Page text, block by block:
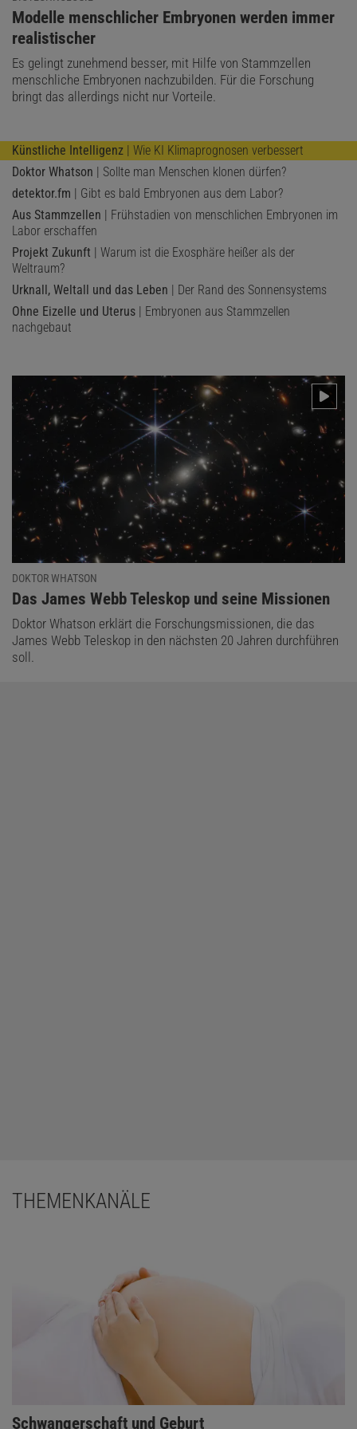
:
Modelle menschlicher Embryonen werden immer
realistischer
Es gelingt zunehmend besser, mit Hilfe von Stammzellen
menschliche Embryonen nachzubilden. Für die Forschung
bringt das allerdings nicht nur Vorteile.
Künstliche Intelligenz | Wie KI Klimaprognosen verbessert
Doktor Whatson | Sollte man Menschen klonen dürfen?
detektor.fm | Gibt es bald Embryonen aus dem Labor?
Aus Stammzellen | Frühstadien von menschlichen Embryonen im
Labor erschaffen
Projekt Zukunft | Warum ist die Exosphäre heißer als der
Weltraum?
Urknall, Weltall und das Leben | Der Rand des Sonnensystems
Ohne Eizelle und Uterus | Embryonen aus Stammzellen
nachgebaut
DOKTOR WHATSON
:
Das James Webb Teleskop und seine Missionen
Doktor Whatson erklärt die Forschungsmissionen, die das
James Webb Teleskop in den nächsten 20 Jahren durchführen
soll.
THEMENKANÄLE
Schwangerschaft und Geburt